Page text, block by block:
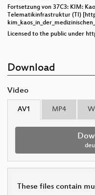
Fortsetzung von 37C3: KIM:
Telematikinfrastruktur (TI)
Licensed to the public under
Download
Video
AV1 MP4
These files contain